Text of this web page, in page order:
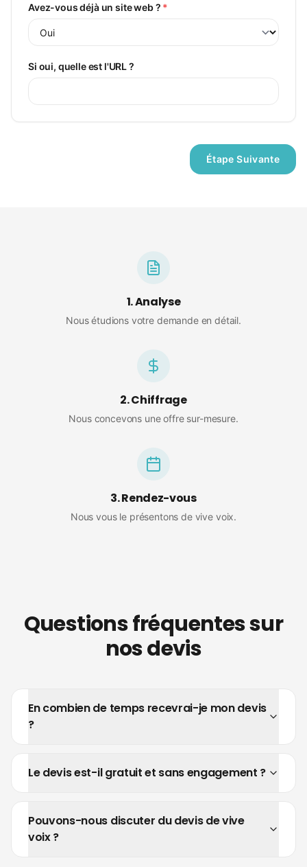
Avez-vous déjà un site web ? *
Si oui, quelle est l'URL ?
Étape Suivante
1. Analyse
Nous étudions votre demande en détail.
2. Chiffrage
Nous concevons une offre sur-mesure.
3. Rendez-vous
Nous vous le présentons de vive voix.
Questions fréquentes sur
nos devis
En combien de temps recevrai-je mon devis
?
Le devis est-il gratuit et sans engagement ?
Pouvons-nous discuter du devis de vive
voix ?